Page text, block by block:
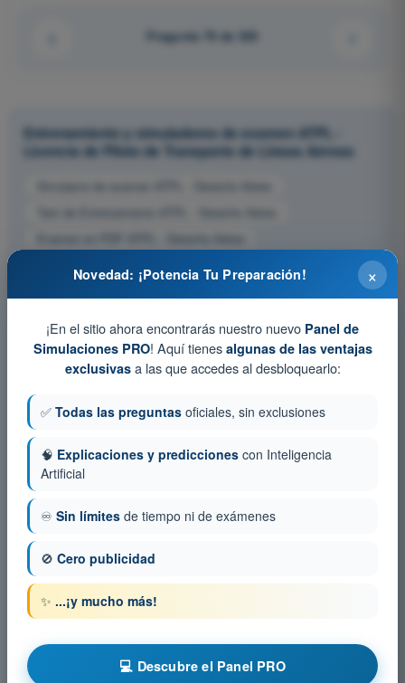
Pregunta 79 de 520
Entrenamiento y simuladores de examen ATPL -
Licencia de Piloto de Transporte de Líneas Aéreas
Simulacro de examen ATPL - Derecho Aéreo
Examen en PDF ATPL - Derecho Aéreo
×
Novedad: ¡Potencia Tu Preparación!
¡En el sitio ahora encontrarás nuestro nuevo Panel de
Simulaciones PRO! Aquí tienes algunas de las ventajas
exclusivasa las que accedes al desbloquearlo:
✅ Todas las preguntas oficiales, sin exclusiones
🧠 Explicaciones y predicciones con Inteligencia
Artificial
♾️ Sin límites de tiempo ni de exámenes
🚫 Cero publicidad
✨ ...¡y mucho más!
💻 Descubre el Panel PRO